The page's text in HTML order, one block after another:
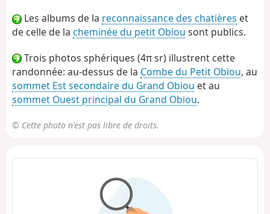
Les albums de la reconnaissance des chatières et
de celle de la cheminée du petit Obiou sont publics.
Trois photos sphériques (4π sr) illustrent cette
randonnée: au-dessus de la Combe du Petit Obiou, au
sommet Est secondaire du Grand Obiou et au
sommet Ouest principal du Grand Obiou.
© Cette photo n'est pas libre de droits.